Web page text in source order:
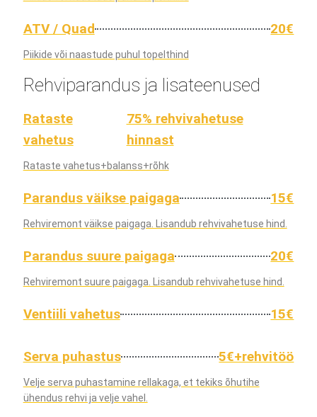
ATV / Quad 20€
Piikide või naastude puhul topelthind
Rehviparandus ja lisateenused
Rataste
vahetus
75% rehvivahetuse
hinnast
Rataste vahetus+balanss+rõhk
Parandus väikse paigaga 15€
Rehviremont väikse paigaga. Lisandub rehvivahetuse hind.
Parandus suure paigaga 20€
Rehviremont suure paigaga. Lisandub rehvivahetuse hind.
Ventiili vahetus 15€
Serva puhastus 5€+rehvitöö
Velje serva puhastamine rellakaga, et tekiks õhutihe
ühendus rehvi ja velje vahel.